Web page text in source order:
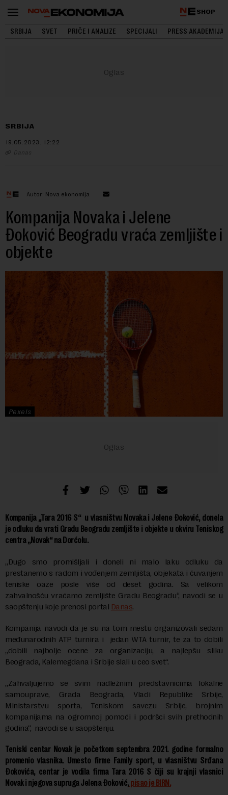
SHOP
SRBIJA SVET PRIČE I ANALIZE SPECIJALI PRESS AKADEMIJA
SRBIJA
19.05.2023. 12:22
Danas
Autor: Nova ekonomija
Kompanija Novaka i Jelene
Đoković Beogradu vraća zemljište i
objekte
Pexels
Kompanija „Tara 2016 S“ u vlasništvu Novaka i Jelene Đoković, donela
je odluku da vrati Gradu Beogradu zemljište i objekte u okviru Teniskog
centra „Novak“ na Dorćolu.
„Dugo smo promišljali i doneli ni malo laku odluku da
prestanemo s radom i vođenjem zemljišta, objekata i čuvanjem
teniske oaze posle više od deset godina. Sa velikom
zahvalnošću vraćamo zemljište Gradu Beogradu“, navodi se u
saopštenju koje prenosi portal Danas.
Kompanija navodi da je su na tom mestu organizovali sedam
međunarodnih ATP turnira i jedan WTA turnir, te za to dobili
„dobili najbolje ocene za organizaciju, a najlepšu sliku
Beograda, Kalemegdana i Srbije slali u ceo svet“.
„Zahvaljujemo se svim nadležnim predstavnicima lokalne
samouprave, Grada Beograda, Vladi Republike Srbije,
Ministarstvu sporta, Teniskom savezu Srbije, brojnim
kompanijama na ogromnoj pomoći i podršci svih prethodnih
godina“, navodi se u saopštenju.
Teniski centar Novak je početkom septembra 2021. godine formalno
promenio vlasnika. Umesto firme Family sport, u vlasništvu Srđana
Đokovića, centar je vodila firma Tara 2016 S čiji su krajnji vlasnici
Novak i njegova supruga Jelena Đoković, pisao je BIRN.